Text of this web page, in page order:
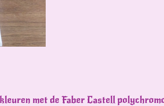
met de Faber Castell